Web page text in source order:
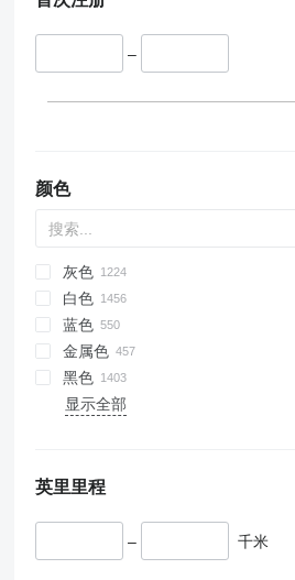
–
颜色
灰色
白色
蓝色
金属色
黑色
显示全部
英里里程
– 千米